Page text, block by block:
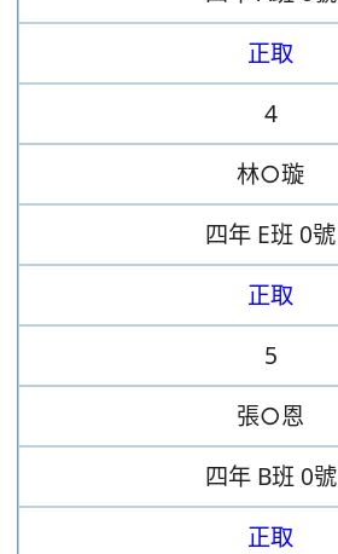
正取
4
林○璇
四年 E班 0號
正取
5
張○恩
四年 B班 0號
正取